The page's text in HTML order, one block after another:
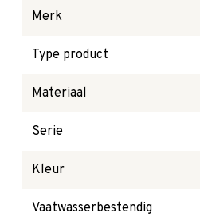
Merk
Type product
Materiaal
Serie
Kleur
Vaatwasserbestendig